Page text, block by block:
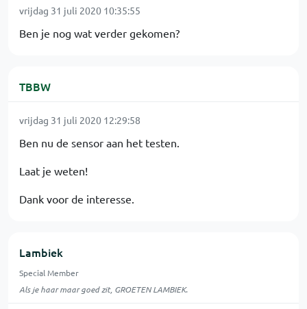
vrijdag 31 juli 2020 10:35:55
Ben je nog wat verder gekomen?
TBBW
vrijdag 31 juli 2020 12:29:58
Ben nu de sensor aan het testen.
Laat je weten!
Dank voor de interesse.
Lambiek
Special Member
Als je haar maar goed zit, GROETEN LAMBIEK.